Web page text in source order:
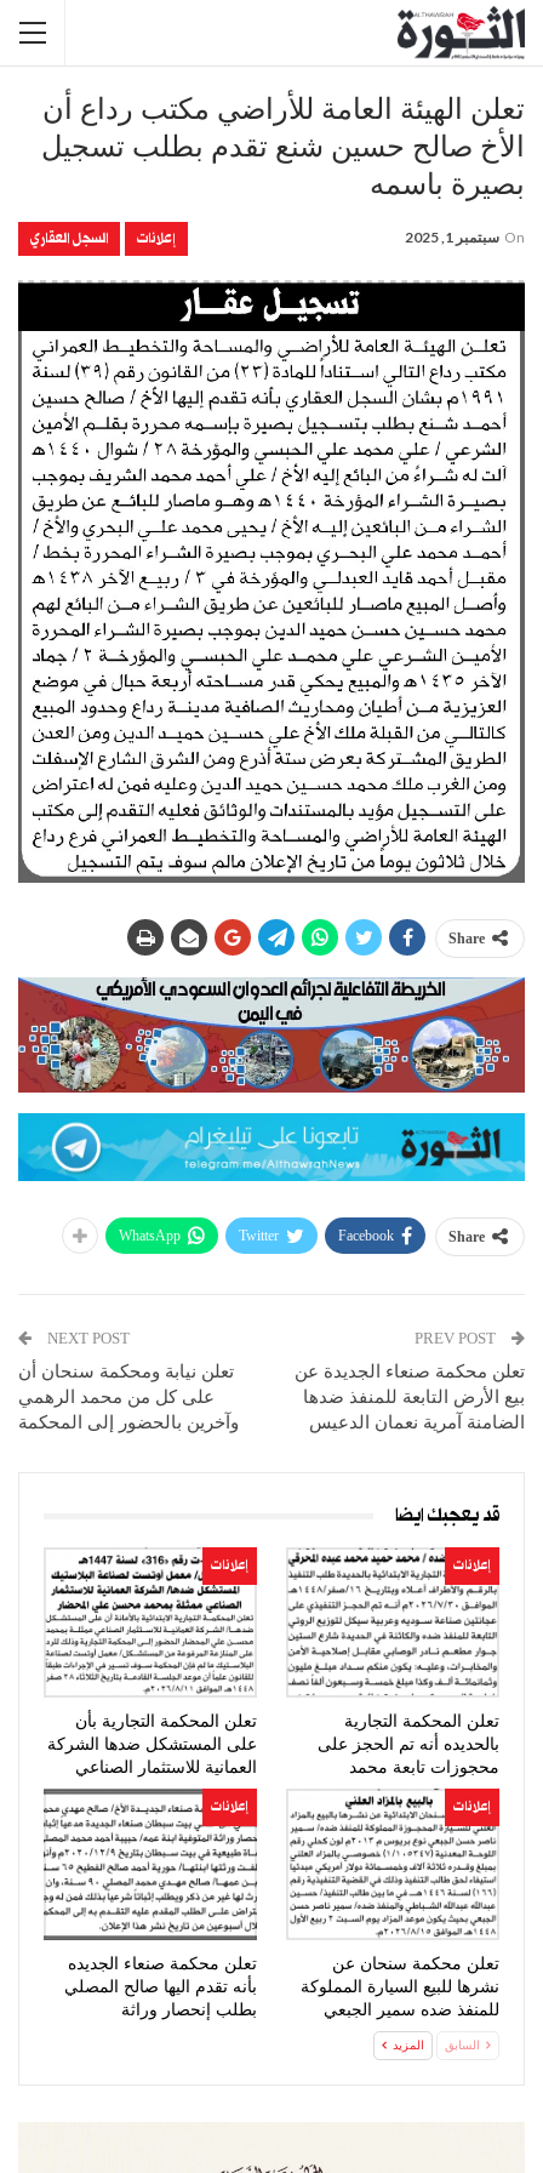
تعلن الهيئة العامة للأراضي مكتب رداع أن
الأخ صالح حسين شنع تقدم بطلب تسجيل
بصيرة باسمه
إعلانات السجل العقاري On سبتمبر 1, 2025
Share
Share
Facebook
Twitter
WhatsApp
تعلن محكمة صنعاء الجديدة عن
بيع الأرض التابعة للمنفذ ضدها
الضامنة آمرية نعمان الدعيس
NEXT POST
تعلن نيابة ومحكمة سنحان أن
على كل من محمد الرهمي
وآخرين بالحضور إلى المحكمة
قد يعجبك ايضا
إعلانات
تعلن المحكمة التجارية
بالحديده أنه تم الحجز على
محجوزات تابعة محمد
المحرقي
إعلانات
تعلن المحكمة التجارية بأن
على المستشكل ضدها الشركة
العمانية للاستثمار الصناعي
الحضور…
إعلانات
تعلن محكمة سنحان عن
نشرها للبيع السيارة المملوكة
للمنفذ ضده سمير الجبعي
إعلانات
تعلن محكمة صنعاء الجديده
بأنه تقدم اليها صالح المصلي
بطلب إنحصار وراثة
السابق المزيد